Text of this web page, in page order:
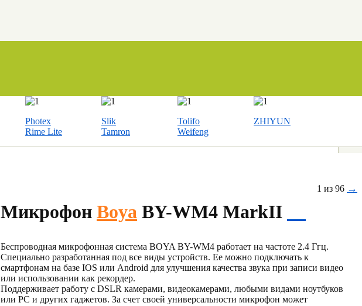
Photex
Rime Lite
Slik
Tamron
Tolifo
Weifeng
ZHIYUN
1 из 96 →
Микрофон Boya BY-WM4 MarkII
Беспроводная микрофонная система BOYA BY-WM4 работает на частоте 2.4 Ггц.
Специально разработанная под все виды устройств. Ее можно подключать к
смартфонам на базе IOS или Android для улучшения качества звука при записи видео
или использовании как рекордер.
Поддерживает работу с DSLR камерами, видеокамерами, любыми видами ноутбуков
или PC и других гаджетов. За счет своей универсальности микрофон может